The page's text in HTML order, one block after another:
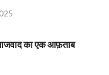
का एक आफ़ताब